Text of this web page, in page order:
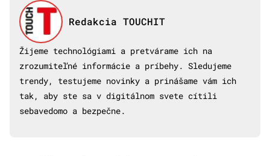
Redakcia TOUCHIT
Žijeme technológiami a pretvárame ich na
zrozumiteľné informácie a príbehy. Sledujeme
trendy, testujeme novinky a prinášame vám ich
tak, aby ste sa v digitálnom svete cítili
sebavedomo a bezpečne.